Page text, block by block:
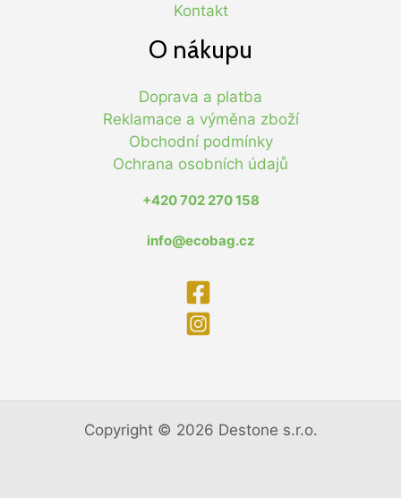
Kontakt
O nákupu
Doprava a platba
Reklamace a výměna zboží
Obchodní podmínky
Ochrana osobních údajů
+420 702 270 158
info@ecobag.cz
Copyright © 2026 Destone s.r.o.